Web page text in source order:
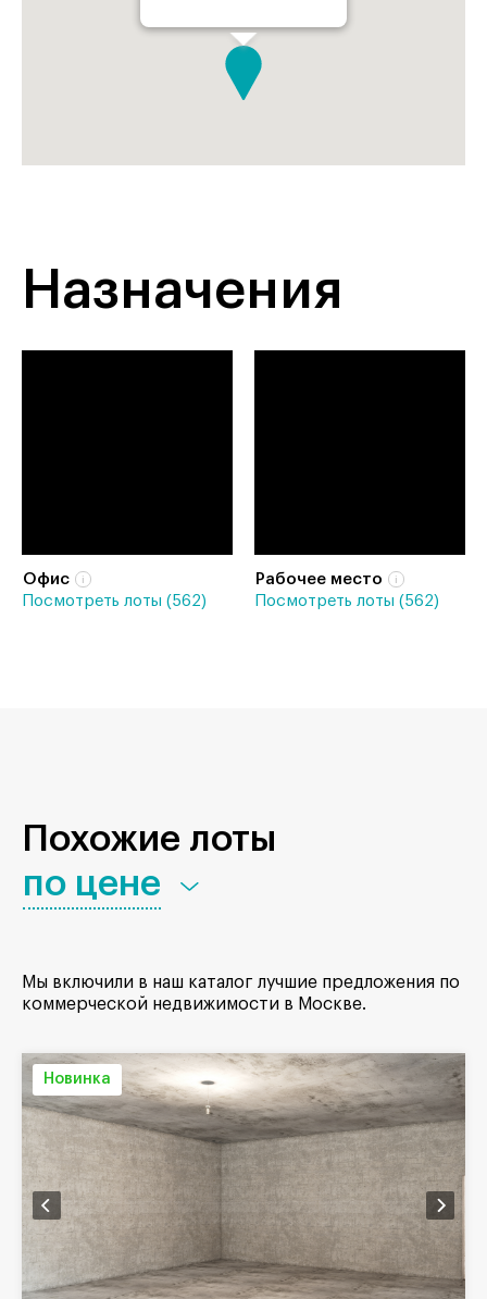
Назначения
Офис
Посмотреть лоты (562)
Рабочее место
Посмотреть лоты (562)
Похожие лоты
по цене
Мы включили в наш каталог лучшие предложения по
коммерческой недвижимости в Москве.
Новинка